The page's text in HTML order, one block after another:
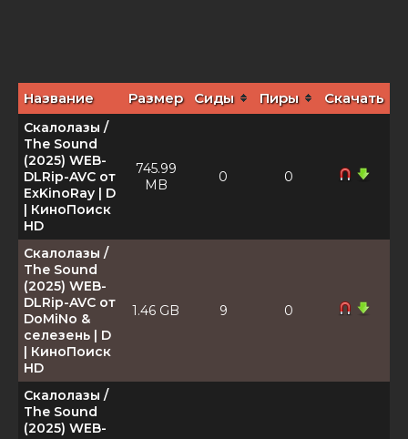
Название Размер Сиды Пиры Скачать
Скалолазы /
The Sound
(2025) WEB-
DLRip-AVC от
ExKinoRay | D
| КиноПоиск
HD
745.99
MB
0 0
Скалолазы /
The Sound
(2025) WEB-
DLRip-AVC от
DoMiNo &
селезень | D
| КиноПоиск
HD
1.46 GB 9 0
Скалолазы /
The Sound
(2025) WEB-